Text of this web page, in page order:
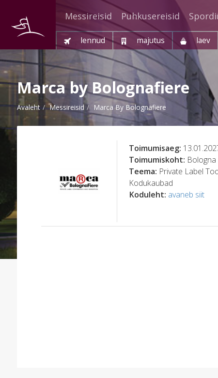
Messireisid Puhkusereisid
lennud majutus laev
Marca by Bolognafiere
Avaleht Messireisid Marca By Bolognafiere
Toimumisaeg:
Toimumiskoht: Bologna
Teema: Private Label
Kodukaubad
Koduleht: avaneb siit